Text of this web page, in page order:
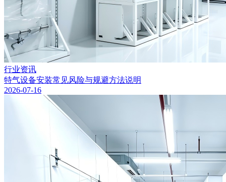
行业资讯
特气设备安装常见风险与规避方法说明
2026-07-16